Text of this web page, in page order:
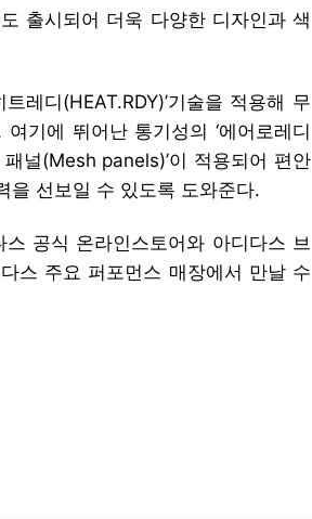
출시되어 더욱 다양한 디자인과 색
레디(HEAT.RDY)’기술을 적용해 무
기에 뛰어난 통기성의 ‘에어로레디
패널(Mesh panels)’이 적용되어 편안
을 선보일 수 있도록 도와준다.
공식 온라인스토어와 아디다스 브
스 주요 퍼포먼스 매장에서 만날 수